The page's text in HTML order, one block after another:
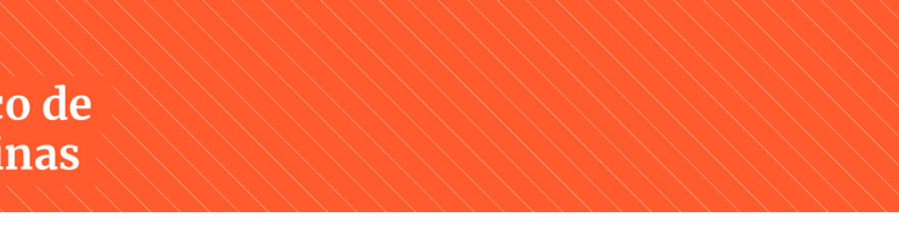
Skip
to
content